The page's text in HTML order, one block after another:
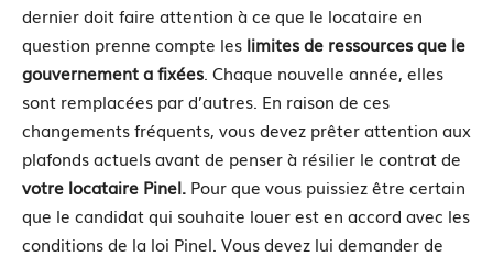
dernier doit faire attention à ce que le locataire en
question prenne compte les limites de ressources que le
gouvernement a fixées. Chaque nouvelle année, elles
sont remplacées par d’autres. En raison de ces
changements fréquents, vous devez prêter attention aux
plafonds actuels avant de penser à résilier le contrat de
votre locataire Pinel. Pour que vous puissiez être certain
que le candidat qui souhaite louer est en accord avec les
conditions de la loi Pinel. Vous devez lui demander de